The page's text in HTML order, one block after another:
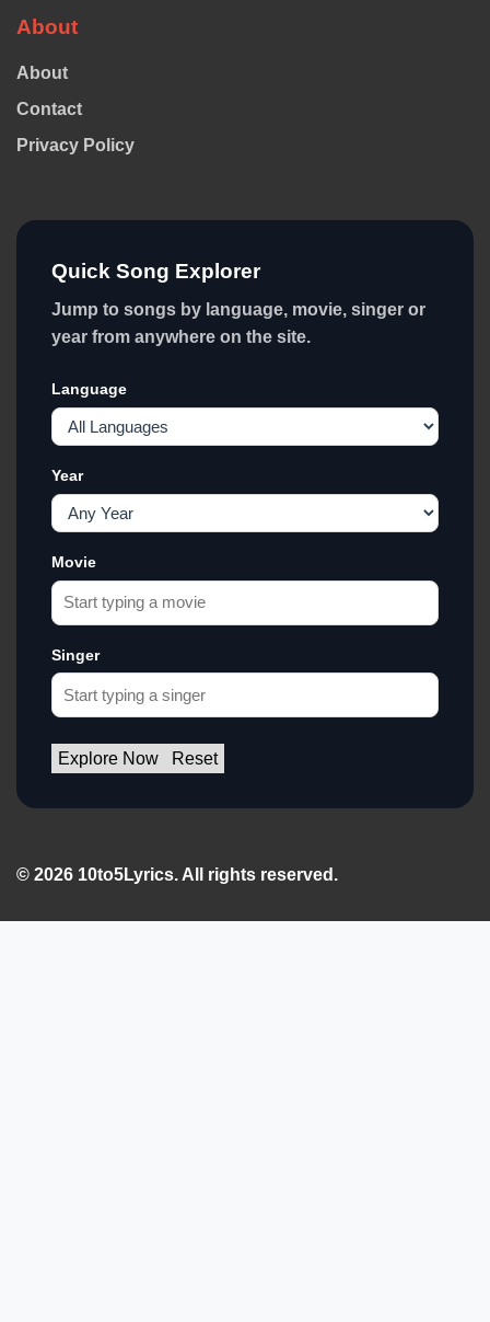
About
About
Contact
Privacy Policy
Quick Song Explorer
Jump to songs by language, movie, singer or
year from anywhere on the site.
Language
Year
Movie
Singer
Explore Now Reset
© 2026 10to5Lyrics. All rights reserved.